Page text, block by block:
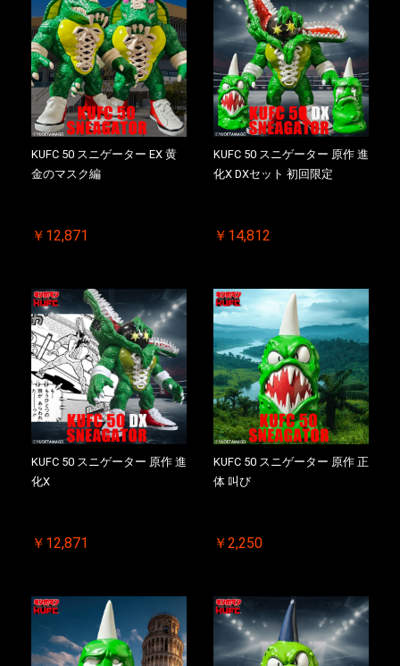
KUFC 50 スニゲーター EX 黄
金のマスク編
￥12,871
KUFC 50 スニゲーター 原作 進
化X DXセット 初回限定
￥14,812
KUFC 50 スニゲーター 原作 進
化X
￥12,871
KUFC 50 スニゲーター 原作 正
体 叫び
￥2,250